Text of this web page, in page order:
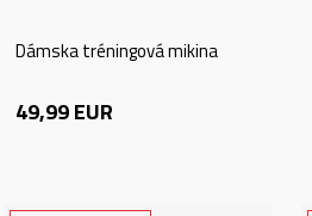
Dámska tréningová mikina
49,99EUR